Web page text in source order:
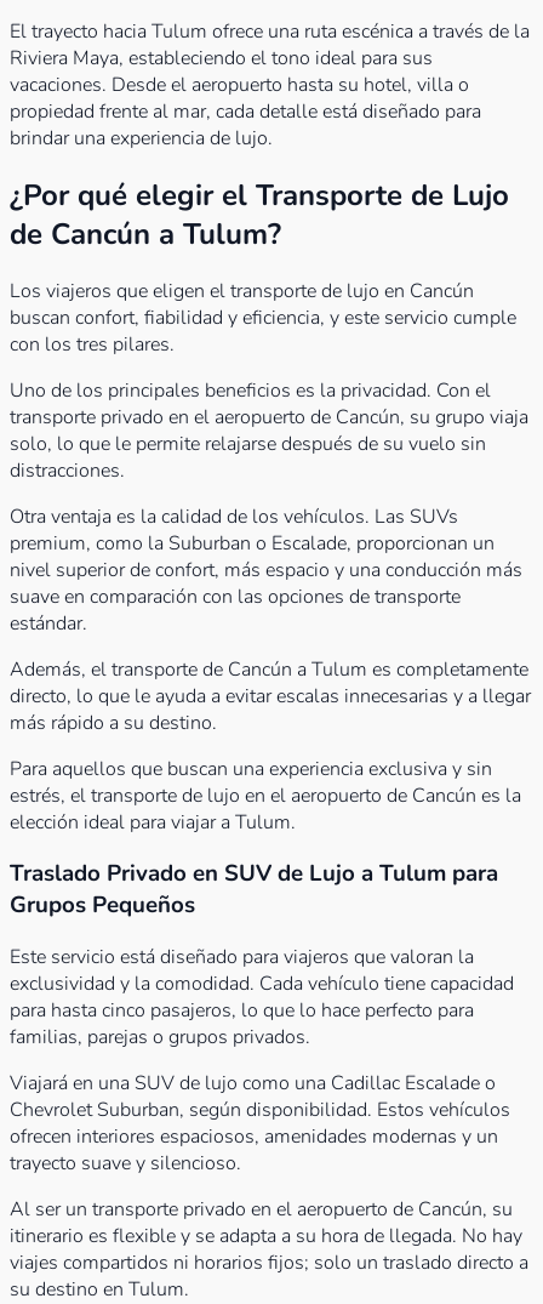
El trayecto hacia Tulum ofrece una ruta escénica a través de la
Riviera Maya, estableciendo el tono ideal para sus
vacaciones. Desde el aeropuerto hasta su hotel, villa o
propiedad frente al mar, cada detalle está diseñado para
brindar una experiencia de lujo.
¿Por qué elegir el Transporte de Lujo
de Cancún a Tulum?
Los viajeros que eligen el transporte de lujo en Cancún
buscan confort, fiabilidad y eficiencia, y este servicio cumple
con los tres pilares.
Uno de los principales beneficios es la privacidad. Con el
transporte privado en el aeropuerto de Cancún, su grupo viaja
solo, lo que le permite relajarse después de su vuelo sin
distracciones.
Otra ventaja es la calidad de los vehículos. Las SUVs
premium, como la Suburban o Escalade, proporcionan un
nivel superior de confort, más espacio y una conducción más
suave en comparación con las opciones de transporte
estándar.
Además, el transporte de Cancún a Tulum es completamente
directo, lo que le ayuda a evitar escalas innecesarias y a llegar
más rápido a su destino.
Para aquellos que buscan una experiencia exclusiva y sin
estrés, el transporte de lujo en el aeropuerto de Cancún es la
elección ideal para viajar a Tulum.
Traslado Privado en SUV de Lujo a Tulum para
Grupos Pequeños
Este servicio está diseñado para viajeros que valoran la
exclusividad y la comodidad. Cada vehículo tiene capacidad
para hasta cinco pasajeros, lo que lo hace perfecto para
familias, parejas o grupos privados.
Viajará en una SUV de lujo como una Cadillac Escalade o
Chevrolet Suburban, según disponibilidad. Estos vehículos
ofrecen interiores espaciosos, amenidades modernas y un
trayecto suave y silencioso.
Al ser un transporte privado en el aeropuerto de Cancún, su
itinerario es flexible y se adapta a su hora de llegada. No hay
viajes compartidos ni horarios fijos; solo un traslado directo a
su destino en Tulum.